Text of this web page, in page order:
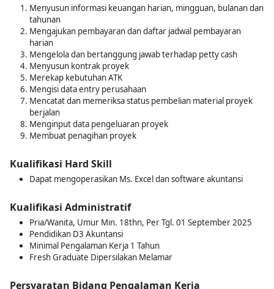
Menyusun informasi keuangan harian, mingguan, bulanan dan
tahunan
Mengajukan pembayaran dan daftar jadwal pembayaran
harian
Mengelola dan bertanggung jawab terhadap petty cash
Menyusun kontrak proyek
Merekap kebutuhan ATK
Mengisi data entry perusahaan
Mencatat dan memeriksa status pembelian material proyek
berjalan
Menginput data pengeluaran proyek
Membuat penagihan proyek
Kualifikasi Hard Skill
Dapat mengoperasikan Ms. Excel dan software akuntansi
Kualifikasi Administratif
Pria/Wanita, Umur Min. 18thn, Per Tgl. 01 September 2025
Pendidikan D3 Akuntansi
Minimal Pengalaman Kerja 1 Tahun
Fresh Graduate Dipersilakan Melamar
Persyaratan Bidang Pengalaman Kerja